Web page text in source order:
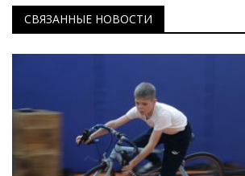
СВЯЗАННЫЕ НОВОСТИ